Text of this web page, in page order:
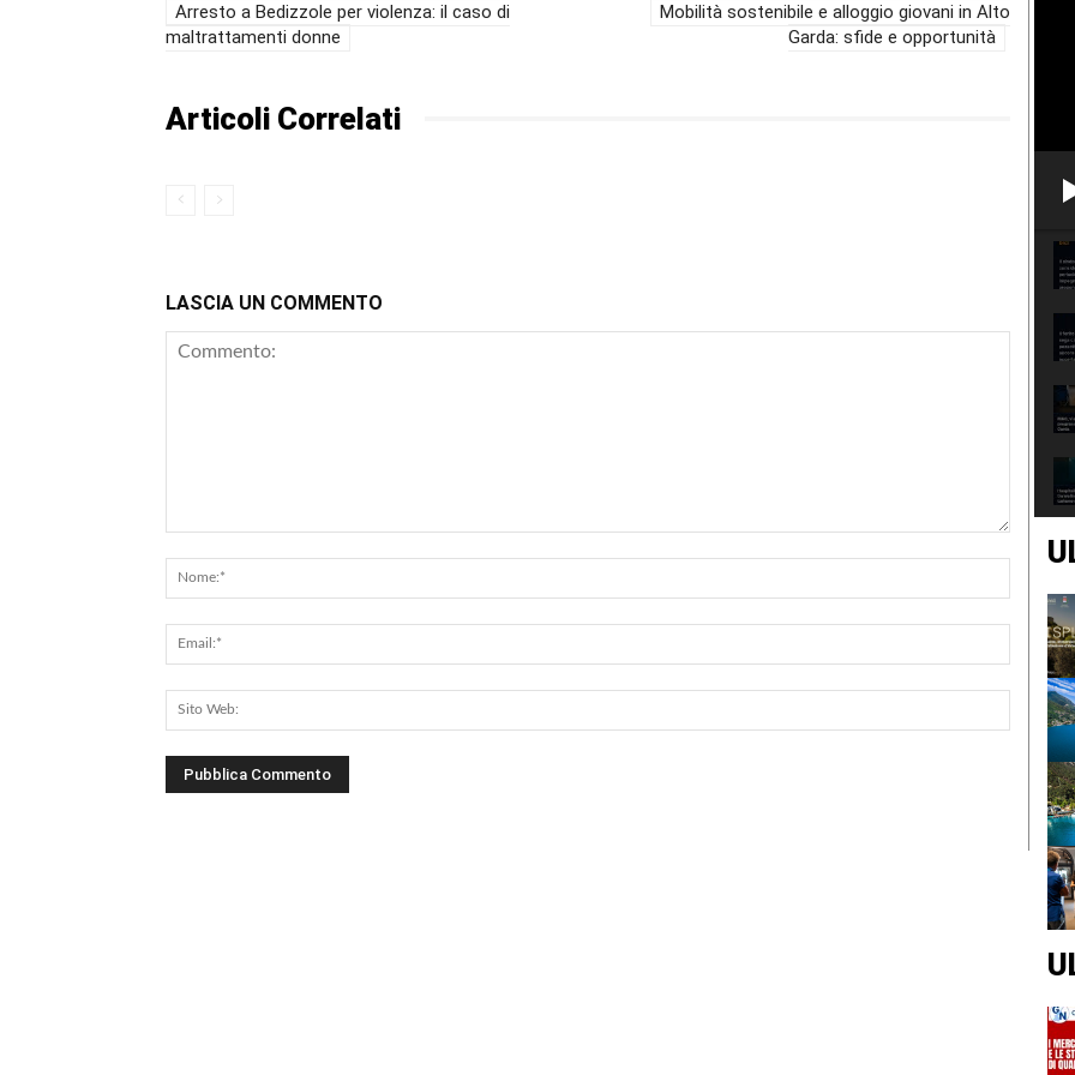
Arresto a Bedizzole per violenza: il caso di
maltrattamenti donne
Mobilità sostenibile e alloggio giovani in Alto
Garda: sfide e opportunità
Articoli Correlati
LASCIA UN COMMENTO
Nome:*
Email:*
Web: